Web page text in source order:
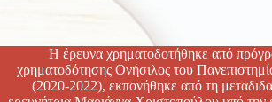
Η έρευνα χρηματοδοτήθηκε από
χρηματοδότησης Ονήσιλος του
(2020-2022), εκπονήθηκε από τη